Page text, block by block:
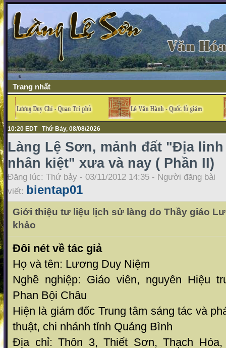
Trang nhất
10:20 EDT Thứ Bảy, 08/08/2026
Làng Lệ Sơn, mảnh đất "Địa linh
nhân kiệt" xưa và nay ( Phần II)
Đăng lúc: Thứ bảy - 03/11/2012 14:35 - Người đăng bài
viết: bientap01
Giới thiệu tư liệu lịch sử làng do Thầy giáo
khảo
Đôi nét về tác giả
Họ và tên: Lương Duy Niệm
Nghề nghiệp: Giáo viên, nguyên Hiệu
Phan Bội Châu
Hiện là giám đốc Trung tâm sáng tác và
thuật, chi nhánh tỉnh Quảng Bình
Địa chỉ: Thôn 3, Thiết Sơn, Thạch Hóa,